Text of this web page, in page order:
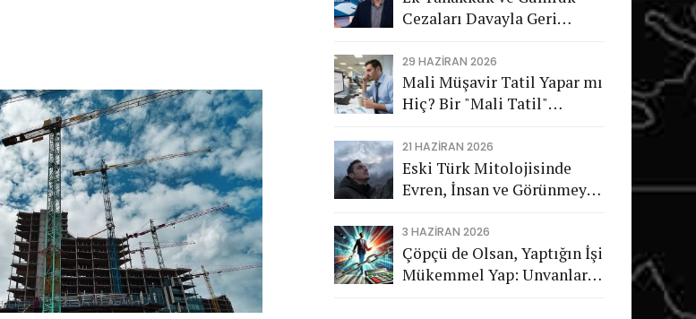
Cezaları Davayla Geri
İşlemlerin Kamuya
Görünmeyen Maliyeti
29 HAZIRAN 2026
Mali Müşavir Tatil Yapar mı
Hiç? Bir "Mali Tatil"
21 HAZIRAN 2026
Eski Türk Mitolojisinde
Evren, İnsan ve Görünmeyen
3 HAZIRAN 2026
Çöpçü de Olsan, Yaptığın İşi
Mükemmel Yap: Unvanların